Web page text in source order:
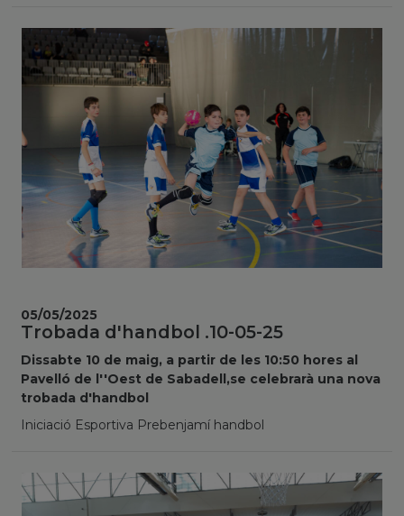
Trobada d'handbol .10-05-25
Dissabte 10 de maig, a partir de les 10:50 hores al
Pavelló de l''Oest de Sabadell,se celebrarà una nova
trobada d'handbol
Iniciació Esportiva Prebenjamí handbol
05/05/2025